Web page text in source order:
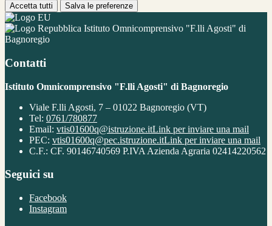
Accetta tutti Salva le preferenze
Istituto Omnicomprensivo "F.lli Agosti" di
Bagnoregio
Contatti
Istituto Omnicomprensivo "F.lli Agosti" di Bagnoregio
Viale F.lli Agosti, 7 – 01022 Bagnoregio (VT)
Tel: 0761/780877
Email: vtis01600q@istruzione.itLink per inviare una mail
PEC: vtis01600q@pec.istruzione.itLink per inviare una mail
C.F.: CF. 90146740569 P.IVA Azienda Agraria 02414220562
Seguici su
Facebook
Instagram